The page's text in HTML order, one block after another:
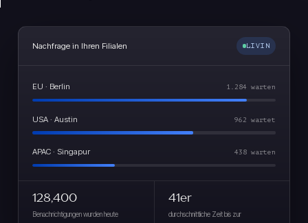
Nachfrage in Ihren Filialen LIVIN
EU · Berlin 1.284 warten
USA · Austin 962 wartet
APAC · Singapur 438 warten
128,400
Benachrichtigungen wurden heute
41er
durchschnittliche Zeit bis zur